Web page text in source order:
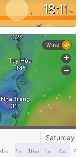
18:11